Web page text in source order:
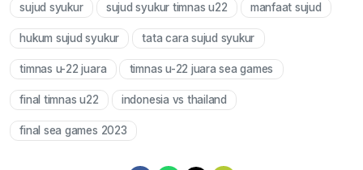
Mute
sujud syukur sujud syukur timnas u22 manfaat sujud
hukum sujud syukur tata cara sujud syukur
timnas u-22 juara timnas u-22 juara sea games
final timnas u22 indonesia vs thailand
final sea games 2023